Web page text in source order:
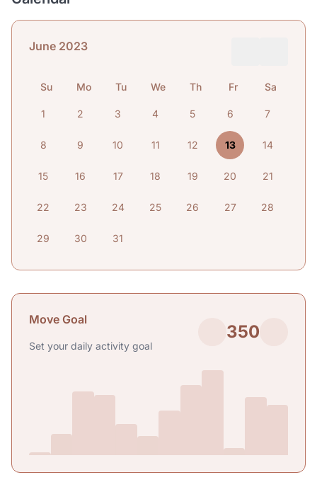
June 2023
Su Mo Tu We Th Fr Sa
1 2 3 4 5 6 7
8 9 10 11 12 13 14
15 16 17 18 19 20 21
22 23 24 25 26 27 28
29 30 31
Move Goal
Set your daily activity goal
350